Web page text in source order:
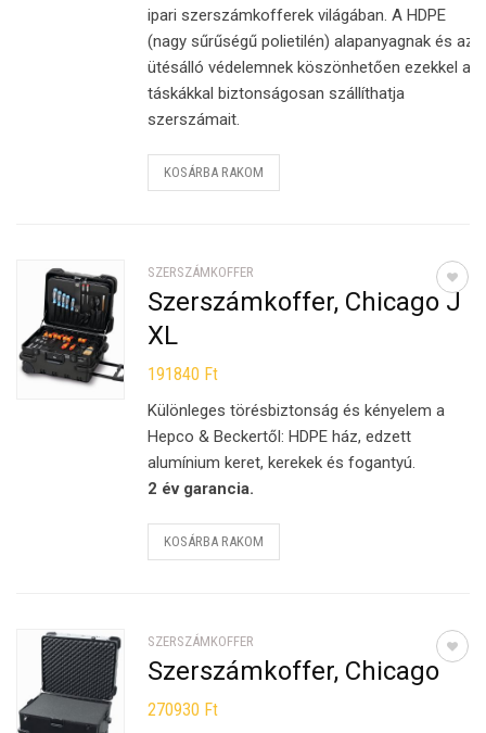
ipari szerszámkofferek világában. A HDPE
(nagy sűrűségű polietilén) alapanyagnak és az
ütésálló védelemnek köszönhetően ezekkel a
táskákkal biztonságosan szállíthatja
szerszámait.
KOSÁRBA RAKOM
SZERSZÁMKOFFER
Szerszámkoffer, Chicago J
XL
191840 Ft
Különleges törésbiztonság és kényelem a
Hepco & Beckertől: HDPE ház, edzett
alumínium keret, kerekek és fogantyú.
2 év garancia.
KOSÁRBA RAKOM
SZERSZÁMKOFFER
Szerszámkoffer, Chicago
270930 Ft